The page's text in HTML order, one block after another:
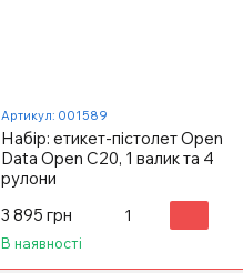
Артикул: 001589
Набір: етикет-пістолет Open
Data Open C20, 1 валик та 4
рулони
3 895 грн
В наявності